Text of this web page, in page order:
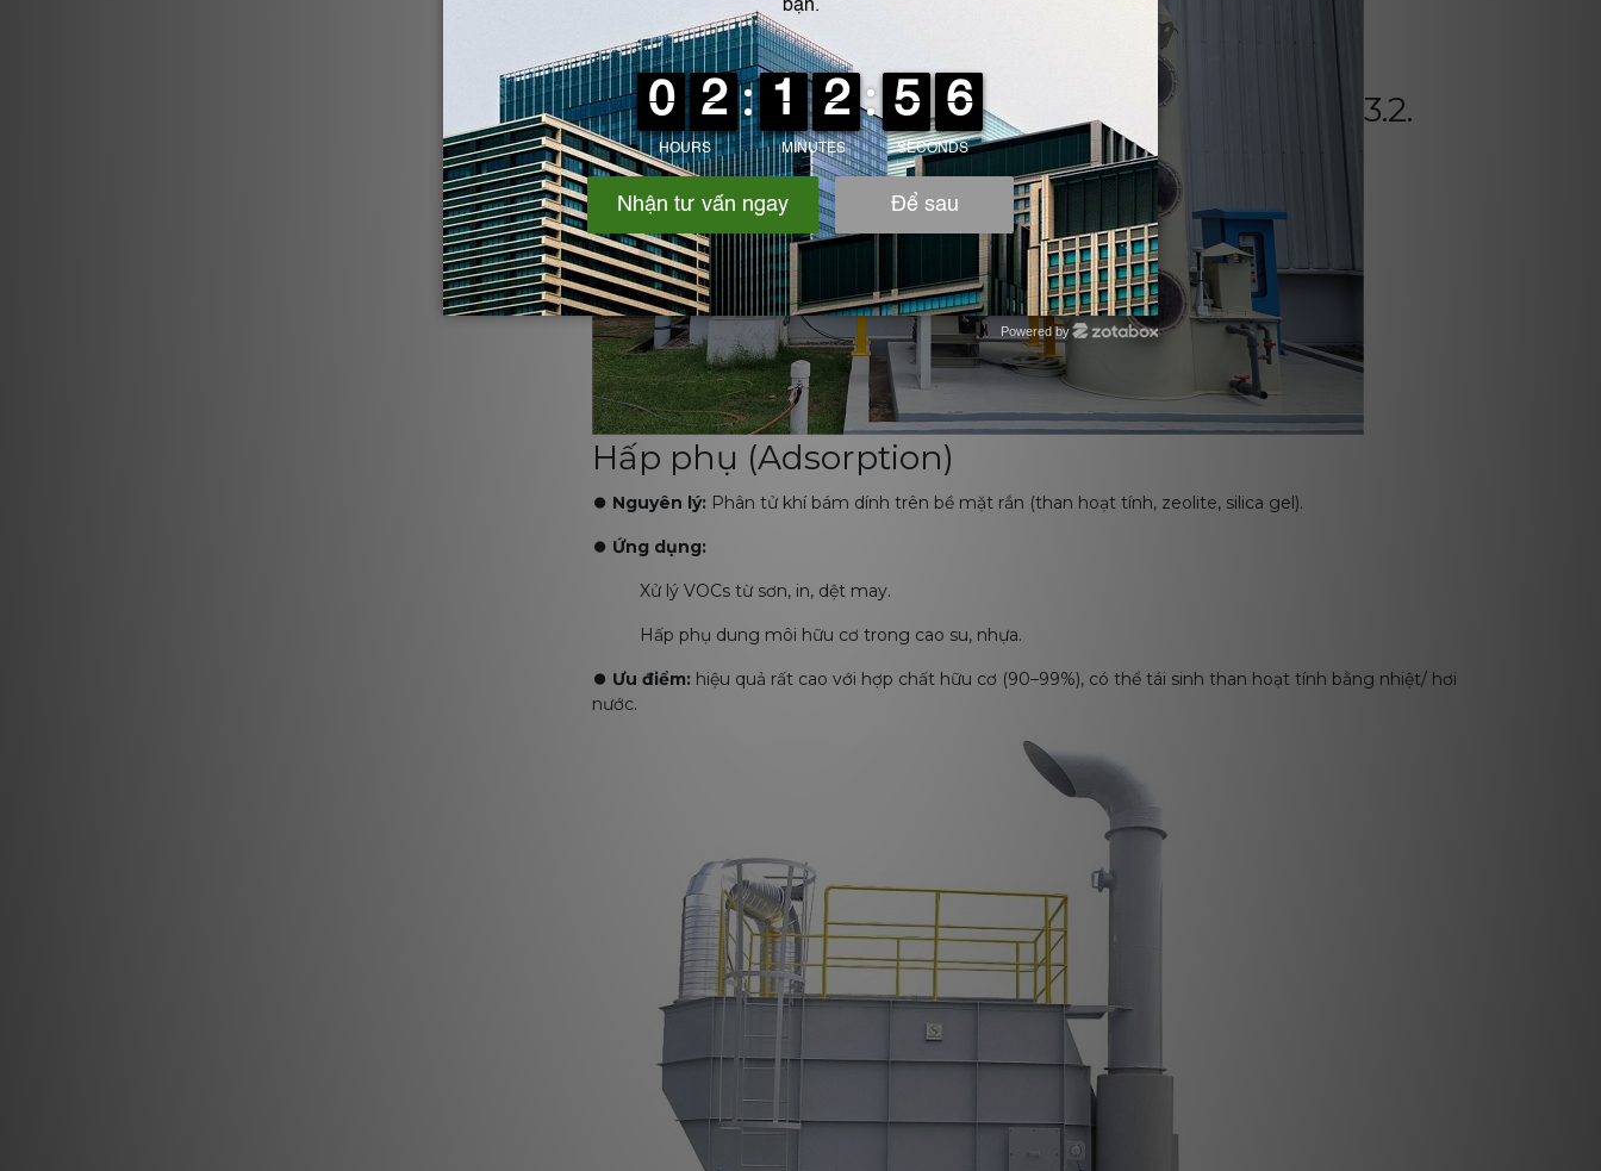
3.2.
Hấp phụ (Adsorption)
⏺️ Nguyên lý: Phân tử khí bám dính trên bề mặt rắn (than hoạt tính, zeolite, silica gel).
⏺️ Ứng dụng:
Xử lý VOCs từ sơn, in, dệt may.
Hấp phụ dung môi hữu cơ trong cao su, nhựa.
⏺️ Ưu điểm: hiệu quả rất cao với hợp chất hữu cơ (90–99%), có thể tái sinh than hoạt tính bằng nhiệt/ hơi
nước.
Powered by
Zotabox